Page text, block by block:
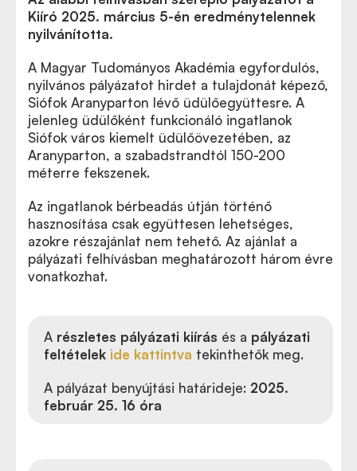
Kiíró 2025. március 5-én eredménytelennek
nyilvánította.
A Magyar Tudományos Akadémia egyfordulós,
nyilvános pályázatot hirdet a tulajdonát képező,
Siófok Aranyparton lévő üdülőegyüttesre. A
jelenleg üdülőként funkcionáló ingatlanok
Siófok város kiemelt üdülőövezetében, az
Aranyparton, a szabadstrandtól 150-200
méterre fekszenek.
Az ingatlanok bérbeadás útján történő
hasznosítása csak együttesen lehetséges,
azokre részajánlat nem tehető. Az ajánlat a
pályázati felhívásban meghatározott három évre
vonatkozhat.
A részletes pályázati kiírás és a pályázati
feltételek ide kattintva tekinthetők meg.
A pályázat benyújtási határideje: 2025.
február 25. 16 óra